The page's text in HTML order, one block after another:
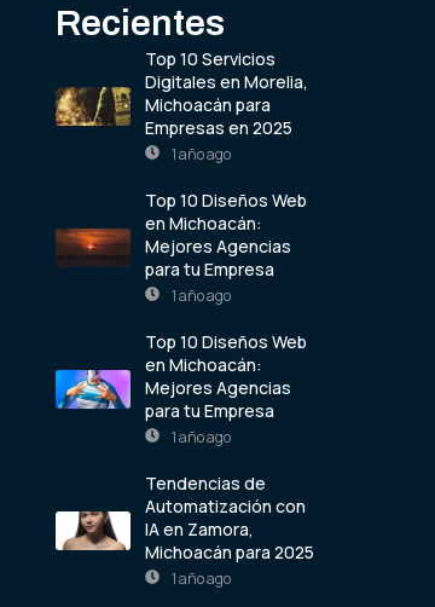
Recientes
Top 10 Servicios
Digitales en Morelia,
Michoacán para
Empresas en 2025
1 año ago
Top 10 Diseños Web
en Michoacán:
Mejores Agencias
para tu Empresa
1 año ago
Top 10 Diseños Web
en Michoacán:
Mejores Agencias
para tu Empresa
1 año ago
Tendencias de
Automatización con
IA en Zamora,
Michoacán para 2025
1 año ago